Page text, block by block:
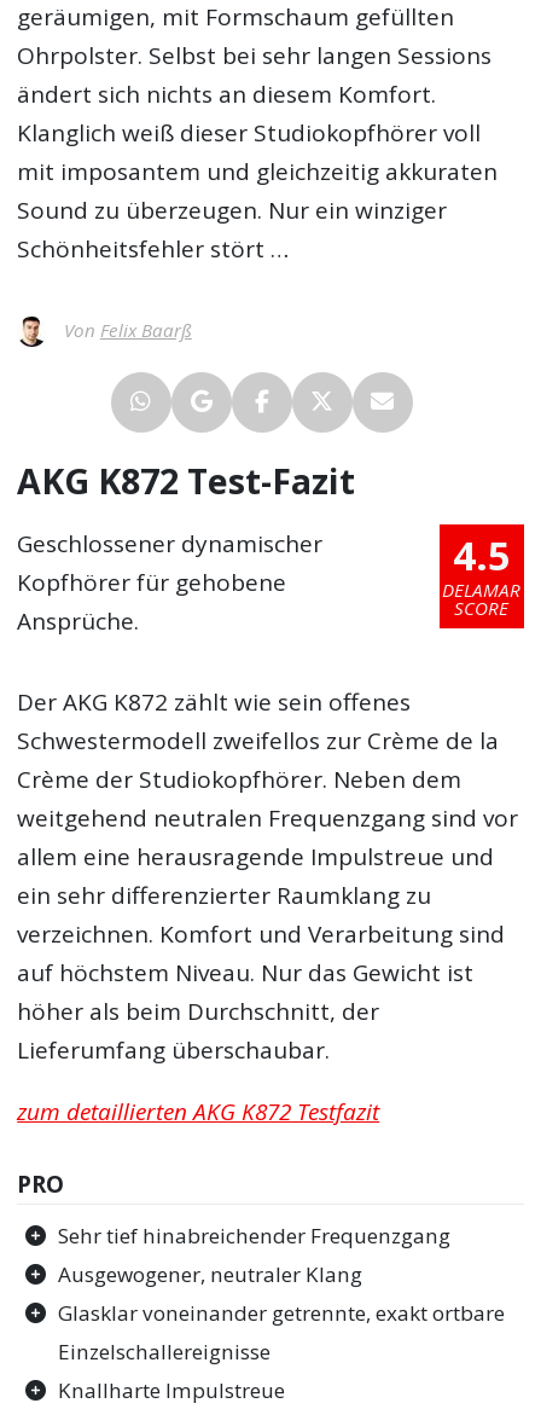
geräumigen, mit Formschaum gefüllten
Ohrpolster. Selbst bei sehr langen Sessions
ändert sich nichts an diesem Komfort.
Klanglich weiß dieser Studiokopfhörer voll
mit imposantem und gleichzeitig akkuraten
Sound zu überzeugen. Nur ein winziger
Schönheitsfehler stört …
Von Felix Baarß
AKG K872 Test-Fazit
4.5
DELAMAR
SCORE
Geschlossener dynamischer
Kopfhörer für gehobene
Ansprüche.
Der AKG K872 zählt wie sein offenes
Schwestermodell zweifellos zur Crème de la
Crème der Studiokopfhörer. Neben dem
weitgehend neutralen Frequenzgang sind vor
allem eine herausragende Impulstreue und
ein sehr differenzierter Raumklang zu
verzeichnen. Komfort und Verarbeitung sind
auf höchstem Niveau. Nur das Gewicht ist
höher als beim Durchschnitt, der
Lieferumfang überschaubar.
zum detaillierten AKG K872 Testfazit
PRO
Sehr tief hinabreichender Frequenzgang
Ausgewogener, neutraler Klang
Glasklar voneinander getrennte, exakt ortbare
Einzelschallereignisse
Knallharte Impulstreue